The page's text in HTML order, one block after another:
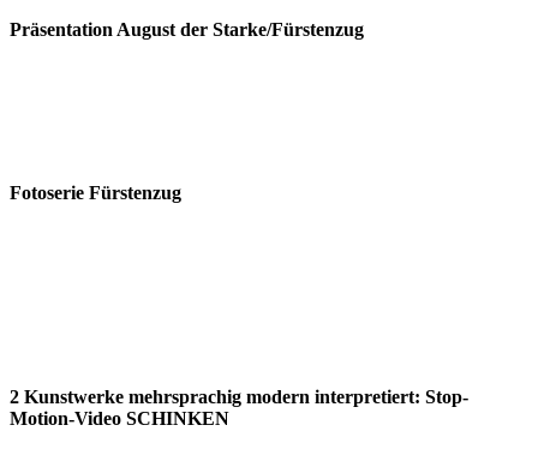
Präsentation August der Starke/Fürstenzug
Fotoserie Fürstenzug
2 Kunstwerke mehrsprachig modern interpretiert: Stop-
Motion-Video SCHINKEN